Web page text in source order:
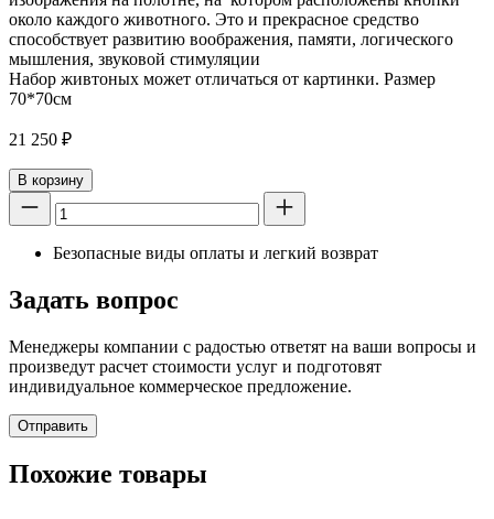
около каждого животного. Это и прекрасное средство
способствует развитию воображения, памяти, логического
мышления, звуковой стимуляции
Набор живтоных может отличаться от картинки. Размер
70*70см
21 250 ₽
В корзину
Безопасные виды оплаты и легкий возврат
Задать вопрос
Менеджеры компании с радостью ответят на ваши вопросы и
произведут расчет стоимости услуг и подготовят
индивидуальное коммерческое предложение.
Отправить
Похожие товары